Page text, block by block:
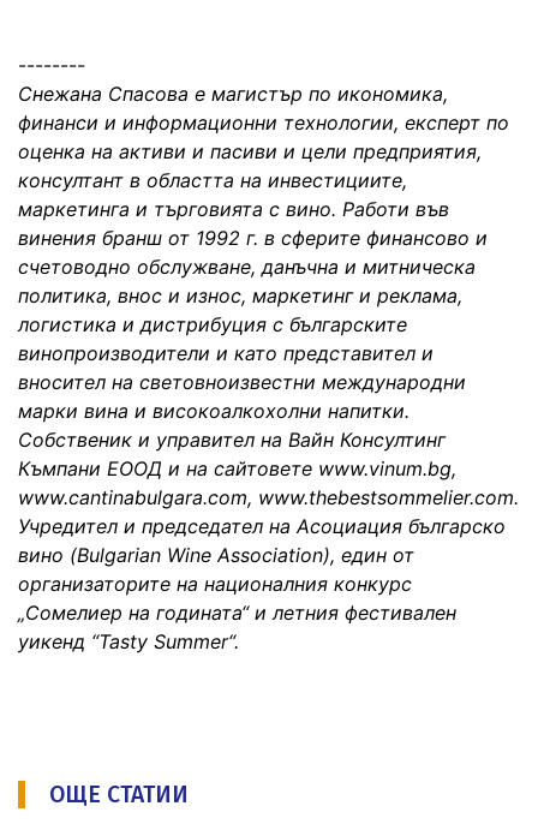
--------
Снежана Спасова е магистър по икономика,
финанси и информационни технологии, експерт по
оценка на активи и пасиви и цели предприятия,
консултант в областта на инвестициите,
маркетинга и търговията с вино. Работи във
винения бранш от 1992 г. в сферите финансово и
счетоводно обслужване, данъчна и митническа
политика, внос и износ, маркетинг и реклама,
логистика и дистрибуция с българските
винопроизводители и като представител и
вносител на световноизвестни международни
марки вина и високоалкохолни напитки.
Собственик и управител на Вайн Консултинг
Къмпани ЕООД и на сайтовете www.vinum.bg,
www.cantinabulgara.com, www.thebestsommelier.com.
Учредител и председател на Асоциация българско
вино (Bulgarian Wine Association), един от
организаторите на националния конкурс
„Сомелиер на годината“ и летния фестивален
уикенд “Tasty Summer“.
ОЩЕ СТАТИИ